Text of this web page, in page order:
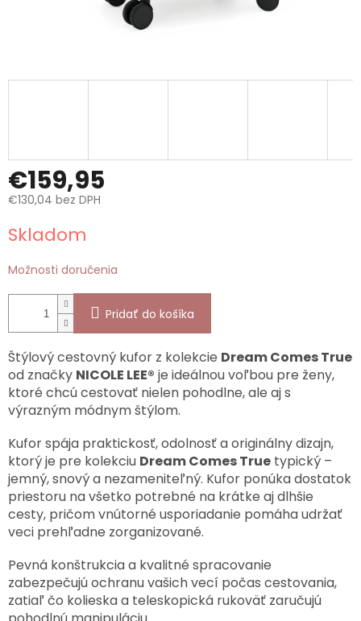
€159,95
€130,04 bez DPH
cena:
Skladom
Možnosti doručenia
Pridať do košíka
Štýlový cestovný kufor z kolekcie Dream Comes True
od značky NICOLE LEE® je ideálnou voľbou pre ženy,
ktoré chcú cestovať nielen pohodlne, ale aj s
výrazným módnym štýlom.
Kufor spája praktickosť, odolnosť a originálny dizajn,
ktorý je pre kolekciu Dream Comes True typický –
jemný, snový a nezameniteľný. Kufor ponúka dostatok
priestoru na všetko potrebné na krátke aj dlhšie
cesty, pričom vnútorné usporiadanie pomáha udržať
veci prehľadne zorganizované.
Pevná konštrukcia a kvalitné spracovanie
zabezpečujú ochranu vašich vecí počas cestovania,
zatiaľ čo kolieska a teleskopická rukoväť zaručujú